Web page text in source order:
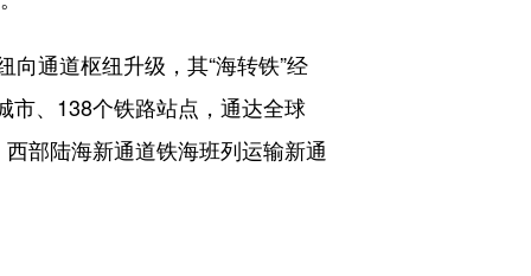
通道枢纽升级，其“海转铁”经
市、138个铁路站点，通达全球
部陆海新通道铁海班列运输新通